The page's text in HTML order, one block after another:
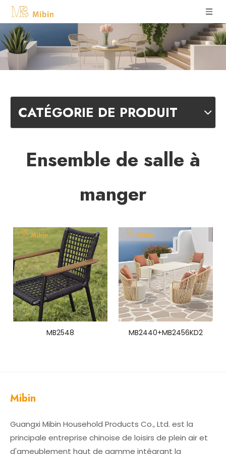
CATÉGORIE DE PRODUIT
Ensemble de salle à
manger
MB2548 MB2440+MB2456KD2
Mibin
Guangxi Mibin Household Products Co., Ltd. est la
principale entreprise chinoise de loisirs de plein air et
d'ameublement haut de gamme intégrant la